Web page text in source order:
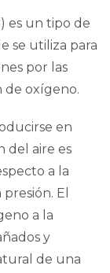
es un tipo de
se utiliza para
por las
de oxígeno.
en
del aire es
a la
El
a la
y
de una